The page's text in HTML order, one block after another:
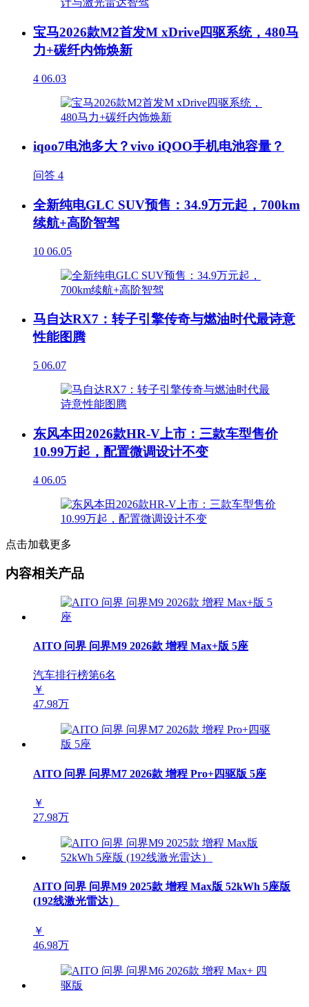
宝马2026款M2首发M xDrive四驱系统，480马
力+碳纤内饰焕新
4 06.03
iqoo7电池多大？vivo iQOO手机电池容量？
问答 4
全新纯电GLC SUV预售：34.9万元起，700km
续航+高阶智驾
10 06.05
马自达RX7：转子引擎传奇与燃油时代最诗意
性能图腾
5 06.07
东风本田2026款HR-V上市：三款车型售价
10.99万起，配置微调设计不变
4 06.05
点击加载更多
内容相关产品
AITO 问界 问界M9 2026款 增程 Max+版 5座
汽车排行榜第6名
￥
47.98万
AITO 问界 问界M7 2026款 增程 Pro+四驱版 5座
￥
27.98万
AITO 问界 问界M9 2025款 增程 Max版 52kWh 5座版
(192线激光雷达）
￥
46.98万